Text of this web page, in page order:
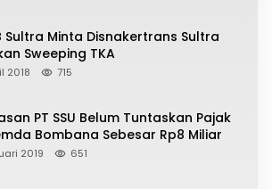
Sultra Minta Disnakertrans Sultra
Sweeping TKA
2018 715
PT SSU Belum Tuntaskan Pajak
Bombana Sebesar Rp8 Miliar
2019 651